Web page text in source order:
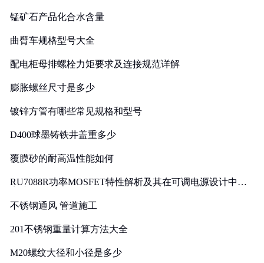
锰矿石产品化合水含量
曲臂车规格型号大全
配电柜母排螺栓力矩要求及连接规范详解
膨胀螺丝尺寸是多少
镀锌方管有哪些常见规格和型号
D400球墨铸铁井盖重多少
覆膜砂的耐高温性能如何
RU7088R功率MOSFET特性解析及其在可调电源设计中的
不锈钢通风 管道施工
201不锈钢重量计算方法大全
M20螺纹大径和小径是多少